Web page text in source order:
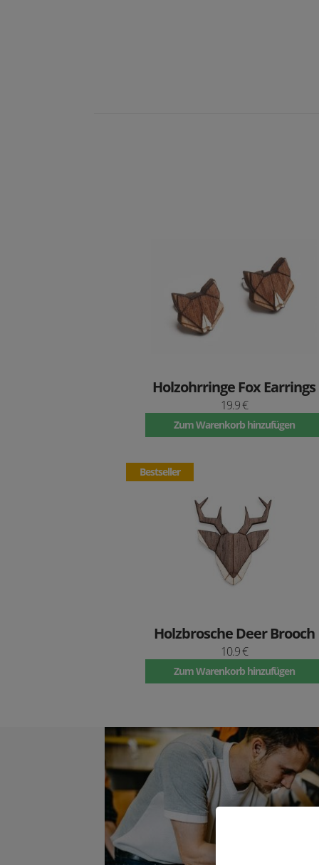
Holzohrringe Fox Earrings
19.9 €
Zum Warenkorb hinzufügen
Bestseller
Holzbrosche Deer Brooch
10.9 €
Zum Warenkorb hinzufügen